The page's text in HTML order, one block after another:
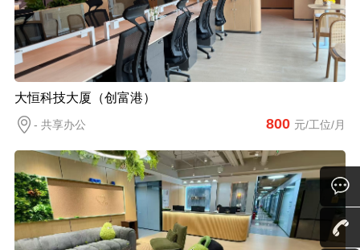
大恒科技大厦（创富港）
- 共享办公 800 元/工位/月